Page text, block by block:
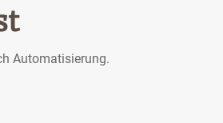
Automatisierung.